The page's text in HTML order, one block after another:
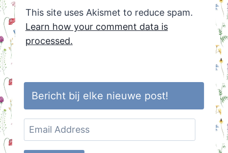
This site uses Akismet to reduce spam.
Learn how your comment data is
processed.
Bericht bij elke nieuwe post!
Email
Address